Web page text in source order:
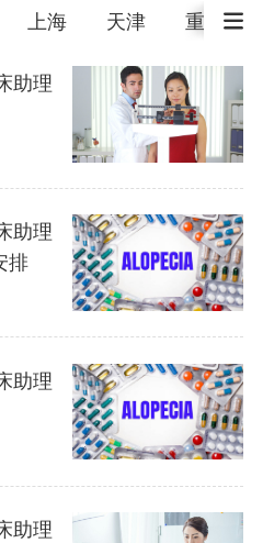
上海 天津 重庆
助理
助理
排
助理
助理